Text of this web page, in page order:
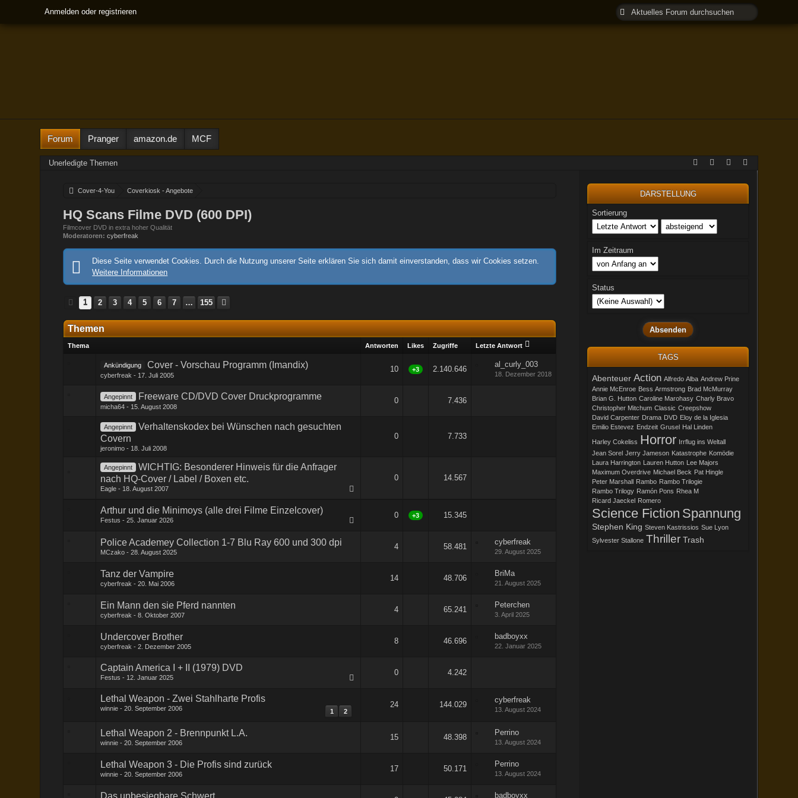
Anmelden oder registrieren
Forum Pranger amazon.de MCF
Unerledigte Themen
Cover-4-You Coverkiosk - Angebote
HQ Scans Filme DVD (600 DPI)
Filmcover DVD in extra hoher Qualität
Moderatoren:cyberfreak
Diese Seite verwendet Cookies. Durch die Nutzung unserer Seite erklären Sie sich damit einverstanden, dass wir Cookies setzen.
Weitere Informationen
1 2 3 4 5 6 7 … 155
Themen
Thema Antworten Likes Zugriffe Letzte Antwort
Ankündigung Cover - Vorschau Programm (Imandix)
cyberfreak 17. Juli 2005
10 +3 2.140.646
al_curly_003
18. Dezember 2018
Angepinnt Freeware CD/DVD Cover Druckprogramme
micha64 15. August 2008
0 7.436
Angepinnt
Verhaltenskodex bei Wünschen nach gesuchten
Covern
jeronimo 18. Juli 2008
0 7.733
Angepinnt
WICHTIG: Besonderer Hinweis für die Anfrager
nach HQ-Cover / Label / Boxen etc.
Eagle 18. August 2007
0 14.567
Arthur und die Minimoys (alle drei Filme Einzelcover)
Festus 25. Januar 2026
0 +3 15.345
Police Academey Collection 1-7 Blu Ray 600 und 300 dpi
MCzako 28. August 2025
4 58.481
cyberfreak
29. August 2025
Tanz der Vampire
cyberfreak 20. Mai 2006
14 48.706
BriMa
21. August 2025
Ein Mann den sie Pferd nannten
cyberfreak 8. Oktober 2007
4 65.241
Peterchen
3. April 2025
Undercover Brother
cyberfreak 2. Dezember 2005
8 46.696
badboyxx
22. Januar 2025
Captain America I + II (1979) DVD
Festus 12. Januar 2025
0 4.242
Lethal Weapon - Zwei Stahlharte Profis
1 2
winnie 20. September 2006 24 144.029
cyberfreak
13. August 2024
Lethal Weapon 2 - Brennpunkt L.A.
winnie 20. September 2006
15 48.398
Perrino
13. August 2024
Lethal Weapon 3 - Die Profis sind zurück
winnie 20. September 2006
17 50.171
Perrino
13. August 2024
Das unbesiegbare Schwert badboyxx
DARSTELLUNG
Sortierung
Im Zeitraum
Status
TAGS
Abenteuer Action Alfredo Alba Andrew Prine
Annie McEnroe Bess Armstrong Brad McMurray
Brian G. Hutton Caroline Marohasy Charly Bravo
Christopher Mitchum Classic Creepshow
David Carpenter Drama DVD Eloy de la Iglesia
Emilio Estevez Endzeit Grusel Hal Linden
Harley Cokeliss Horror Irrflug ins Weltall
Jean Sorel Jerry Jameson Katastrophe Komödie
Laura Harrington Lauren Hutton Lee Majors
Maximum Overdrive Michael Beck Pat Hingle
Peter Marshall Rambo Rambo Trilogie
Rambo Trilogy Ramón Pons Rhea M
Ricard Jaeckel Romero
Science Fiction Spannung
Stephen King Steven Kastrissios Sue Lyon
Sylvester Stallone Thriller Trash